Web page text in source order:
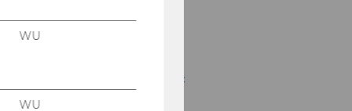
Pricing Course (Specific
Topics), 19.-23.09.2022
WU
WU